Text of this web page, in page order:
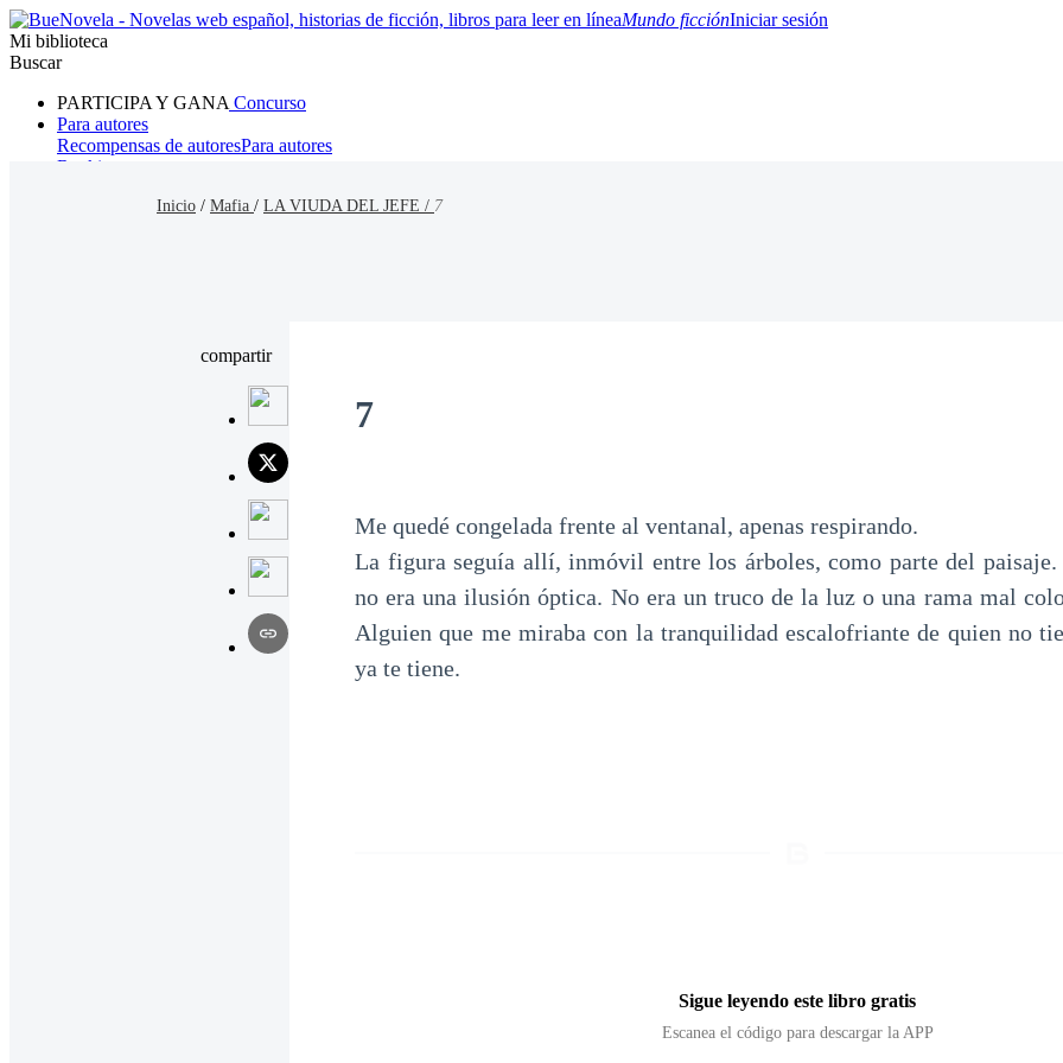
Mundo ficciónIniciar sesión
Mi biblioteca
Buscar
PARTICIPA Y GANA Concurso
Para autores
Recompensas de autoresPara autores
Ranking
Inicio / Mafia / LA VIUDA DEL JEFE / 7
compartir
7
Me quedé congelada frente al ventanal, apenas respirando.
La figura seguía allí, inmóvil entre los árboles, como parte del paisaje.
no era una ilusión óptica. No era un truco de la luz o una rama mal
Alguien que me miraba con la tranquilidad escalofriante de quien no
ya te tiene.
Sigue leyendo este libro gratis
Escanea el código para descargar la APP